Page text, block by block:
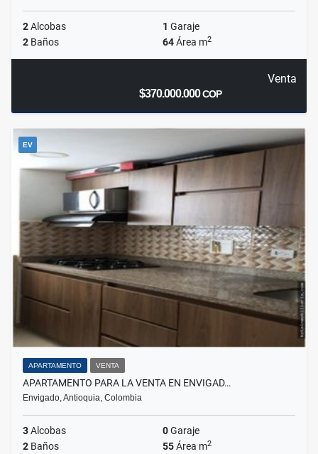
2Alcobas 1 Garaje
2 Baños 64Área m2
Venta
$370.000.000COP
EV
APARTAMENTO VENTA
APARTAMENTO PARA LA VENTA EN ENVIGAD…
Envigado, Antioquia, Colombia
3Alcobas 0Garaje
2 Baños 55Área m2